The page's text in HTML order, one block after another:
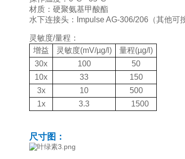
材质：硬聚氨基甲酸酯
水下连接头：Impulse AG-306/206（其他可
灵敏度/量程：
增益
灵敏度(mV/µg/l)
量程(µg/l)
30x
100
50
10x
33
150
3x
10
500
1x
3.3 1500
尺寸图：